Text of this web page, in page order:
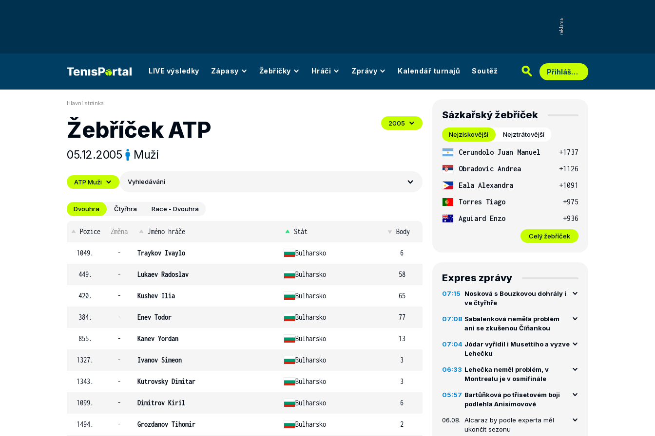
LIVE výsledky Zápasy Žebříčky Hráči Zprávy Kalendář turnajů Soutěž Přihlášení
Hlavní stránka
Žebříček ATP
05.12.2005 Muži
2005
ATP Muži Vyhledávání
Dvouhra Čtyřhra Race - Dvouhra
Pozice Změna Jméno hráče Stát Body
1049. - Traykov Ivaylo Bulharsko 6
449. - Lukaev Radoslav Bulharsko 58
420. - Kushev Ilia Bulharsko 65
384. - Enev Todor Bulharsko 77
855. - Kanev Yordan Bulharsko 13
1327. - Ivanov Simeon Bulharsko 3
1343. - Kutrovsky Dimitar Bulharsko 3
1099. - Dimitrov Kiril Bulharsko 6
1494. - Grozdanov Tihomir Bulharsko 2
Sázkařský žebříček
Nejziskovější Nejztrátovější
Cerundolo Juan Manuel
+1737
Obradovic Andrea
+1126
Eala Alexandra
+1091
Torres Tiago
+975
Aguiard Enzo
+936
Celý žebříček
Expres zprávy
07:15
Nosková s Bouzkovou dohrály i
ve čtyřhře
07:08 Sabalenková neměla problém
ani se zkušenou Číňankou
07:04 Jódar vyřídil i Musettiho a vyzve
Lehečku
06:33 Lehečka neměl problém, v
Montrealu je v osmifinále
05:57 Bartůňková po třísetovém boji
podlehla Anisimovové
06.08. Alcaraz by podle experta měl
ukončit sezonu